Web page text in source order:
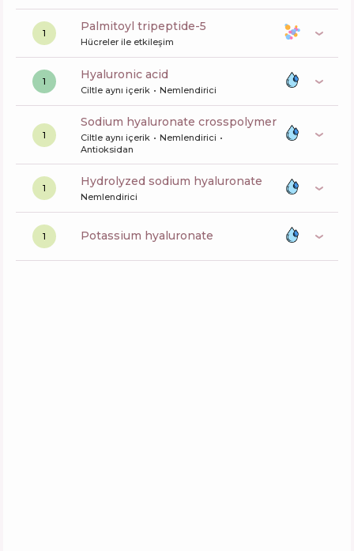
1 palmitoyl tripeptide-5
Hücreler ile etkileşim
1 hyaluronic acid
Ciltle aynı içerik Nemlendirici
1
sodium hyaluronate crosspolymer
Ciltle aynı içerik
Nemlendirici
Antioksidan
1 hydrolyzed sodium hyaluronate
Nemlendirici
1 potassium hyaluronate